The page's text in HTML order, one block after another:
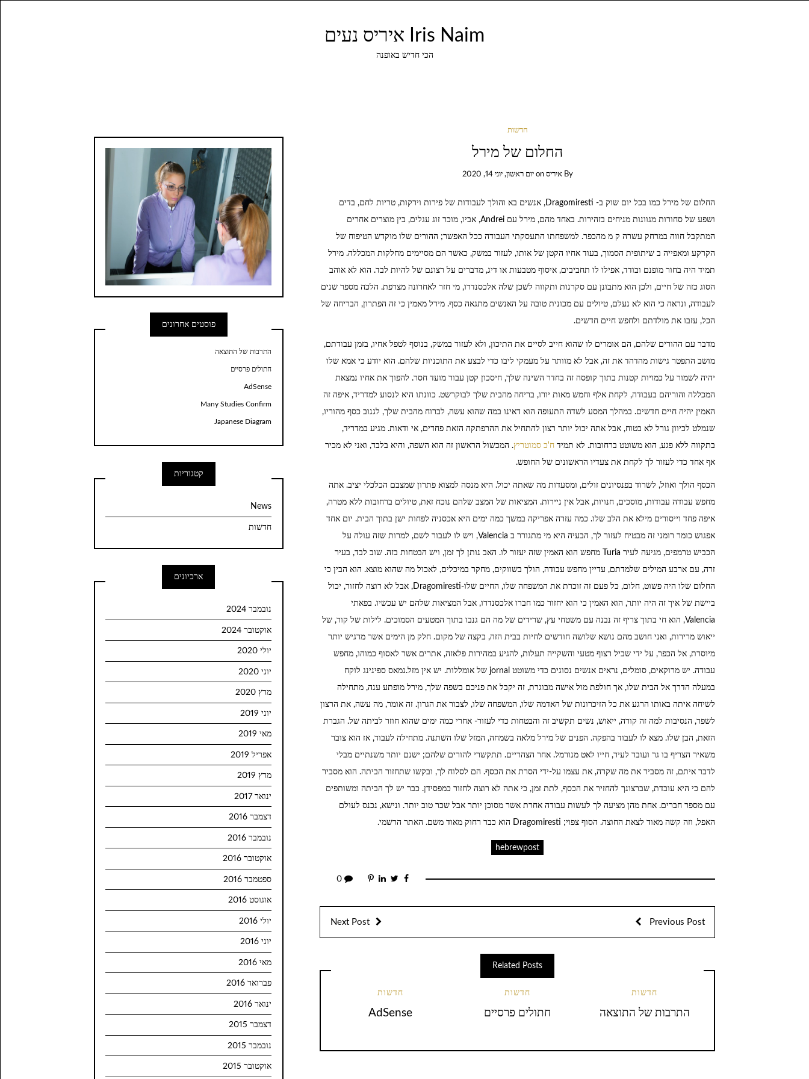
Iris Naim איריס נעים
הכי חדיש באופנה
חדשות
החלום של מירל
By איריס on יום ראשון, יוני 14, 2020
החלום של מירל כמו בכל יום שוק ב- Dragomiresti, אנשים בא והולך לעבודות של פירות וירקות, טריות לחם, בדים
ושפע של סחורות מגוונות מניחים בזהירות. באחד מהם, מירל עם Andrei, אביו, מוכר זוג עגלים, בין מוצרים אחרים
המתקבל חווה במרחק עשרה ק מ מהכפר. למשפחתו התעסקתי העבודה ככל האפשר; ההורים שלו מוקדש הטיפוח של
הקרקע ומאפייה ב שיתופית הסמוך, בעוד אחיו הקטן של אותו, לעזור במשק, כאשר הם מסיימים מחלקות המכללה. מירל
תמיד היה בחור מופנם ובודד, אפילו לו תחביבים, איסוף מטבעות או דיג, מדברים על רצונם של להיות לבד. הוא לא אוהב
הסוג כזה של חיים, ולכן הוא מתבונן עם סקרנות ותקווה לשכן שלה אלכסנדרו, מי חזר לאחרונה מצרפת. הלכה מספר שנים
לעבודה, ונראה כי הוא לא נעלם, טיולים עם מכונית טובה על האנשים מתגאה כסף. מירל מאמין כי זה הפתרון, הבריחה של
הכל, עזבו את מולדתם ולחפש חיים חדשים.
מדבר עם ההורים שלהם, הם אומרים לו שהוא חייב לסיים את התיכון, ולא לעזור במשק, בנוסף לטפל אחיו, בזמן עבודתם,
מושב התפטר גישות מהדהד את זה, אבל לא מוותר על מעמקי ליבו כדי לבצע את התוכניות שלהם. הוא יודע כי אמא שלו
יהיה לשמור על כמויות קטנות בתוך קופסה זה בחדר השינה שלך, חיסכון קטן עבור מועד חסר. להפוך את אחיו נמצאת
המכללה והוריהם בעבודה, לקחת אלף וחמש מאות יורו, בריחה מהבית שלך לבוקרשט. כוונתו היא לנסוע למדריד, איפה זה
האמין יהיה חיים חדשים. במהלך המסע לשדה התעופה הוא דאינו במה שהוא עשה, לברוח מהבית שלך, לגנוב כסף מהוריו,
שנמלט לכיוון גורל לא בטוח, אבל אתה יכול יותר רצון להתחיל את ההרפתקה הזאת פחדים, אי ודאות. מגיע במדריד,
בתקווה ללא פגע, הוא משוטט ברחובות. לא תמיד ח'כ סמוטריץ. המכשול הראשון זה הוא השפה, והיא בלבד, ואני לא מכיר
אף אחד כדי לעזור לך לקחת את צעדיו הראשונים של החופש.
הכסף הולך ואוזל, לשרוד בפנסיונים זולים, ומסעדות מה שאתה יכול. היא מנסה למצוא פתרון שמצבם הכלכלי יציב. אתה
מחפש עבודה עבודות, מוסכים, חנויות, אבל אין ניירות. המציאות של המצב שלהם נוכח זאת, טיולים ברחובות ללא מטרה,
איפה פחד וייסורים מילא את הלב שלו. כמה עזרה אפריקה במשך כמה ימים היא אכסניה לפחות ישן בתוך הבית. יום אחד
אפגוש כומר רומני זה מבטיח לעזור לך, הבעיה היא מי מתגורר ב Valencia, ויש לו לעבור לשם, למרות שזה עולה על
הכביש טרמפים, מגיעה לעיר Turia מחפש הוא האמין שזה יעזור לו. האב נותן לך זמן, ויש הבטחות בזה. שוב לבד, בעיר
זרה, עם ארבע המילים שלמדתם, עדיין מחפש עבודה, הולך בשווקים, מחקר במיכלים, לאכול מה שהוא מוצא. הוא הבין כי
החלום שלו היה פשוט, חלום, כל פעם זה זוכרת את המשפחה שלו, החיים שלו-Dragomiresti, אבל לא רוצה לחזור, יכול
ביישת של איך זה היה יותר, הוא האמין כי הוא יחזור כמו חברו אלכסנדרו, אבל המציאות שלהם יש עכשיו. בפאתי
Valencia, הוא חי בתוך צריף זה נבנה עם משטחי עץ, שרידים של מה הם גנבו בתוך המטעים הסמוכים. לילות של קור, של
ייאוש מרירות, ואני חושב מהם נושא שלושה חודשים לחיות בבית הזה, בקצה של מקום. חלק מן הימים אשר מרגיש יותר
מיוסרת, אל הכפר, על ידי שביל רצוף מטעי והשקייה תעלות, להגיע במהירות פלאזה, אתרים אשר לאסוף כמוהו, מחפש
עבודה. יש מרוקאים, סומלים, נראים אנשים נסוגים כדי משוטט jornal של אומללות. יש אין מזל.נמאס ספינינג לוקח
במעלה הדרך אל הבית שלו, אך חולפת מול אישה מבוגרת, זה יקבל את פניכם בשפה שלך, מירל מופתע ענה, מתחילה
לשיחה איתה באותו הרגע את כל הזיכרונות של האדמה שלו, המשפחה שלו, לצבור את הגרון. זה אומר, מה עשה, את הרצון
לשפר, הנסיבות למה זה קורה, ייאוש, נשים תקשיב זה והבטחות כדי לעזור- אחרי כמה ימים שהוא חוזר לביתה של. הגברת
הזאת, הבן שלו. מצא לו לעבוד בהפקה. הפנים של מירל מלאה בשמחה, המזל שלו השתנה. מתחילה לעבוד, אז הוא צובר
משאיר הצריף בו גר ועובר לעיר, חייו לאט מנורמל. אחר הצהריים. תתקשרי להורים שלהם; ישנם יותר משנתיים מבלי
לדבר איתם, זה מסביר את מה שקרה, את עצמו על-ידי הסרת את הכסף. הם לסלוח לך, ובקשו שתחזור הביתה. הוא מסביר
להם כי היא עובדת, שברצונך להחזיר את הכסף, לתת זמן, כי אתה לא רוצה לחזור כמפסידן. כבר יש לך הביתה ומשותפים
עם מספר חברים. אחת מהן מציעה לך לעשות עבודה אחרת אשר מסוכן יותר אבל שכר טוב יותר. ונישא, נכנס לעולם
האפל, וזה קשה מאוד לצאת החוצה. הסוף צפוי; Dragomiresti הוא כבר רחוק מאוד משם. האתר הרשמי.
hebrewpost
0
Previous Post
Next Post
Related Posts
חדשות
התרבות של התוצאה
חדשות
חתולים פרסיים
חדשות
AdSense
פוסטים אחרונים
התרבות של התוצאה
חתולים פרסיים
AdSense
Many Studies Confirm
Japanese Diagram
קטגוריות
News
חדשות
ארכיונים
נובמבר 2024
אוקטובר 2024
יולי 2020
יוני 2020
מרץ 2020
יוני 2019
מאי 2019
אפריל 2019
מרץ 2019
ינואר 2017
דצמבר 2016
נובמבר 2016
אוקטובר 2016
ספטמבר 2016
אוגוסט 2016
יולי 2016
יוני 2016
מאי 2016
פברואר 2016
ינואר 2016
דצמבר 2015
נובמבר 2015
אוקטובר 2015